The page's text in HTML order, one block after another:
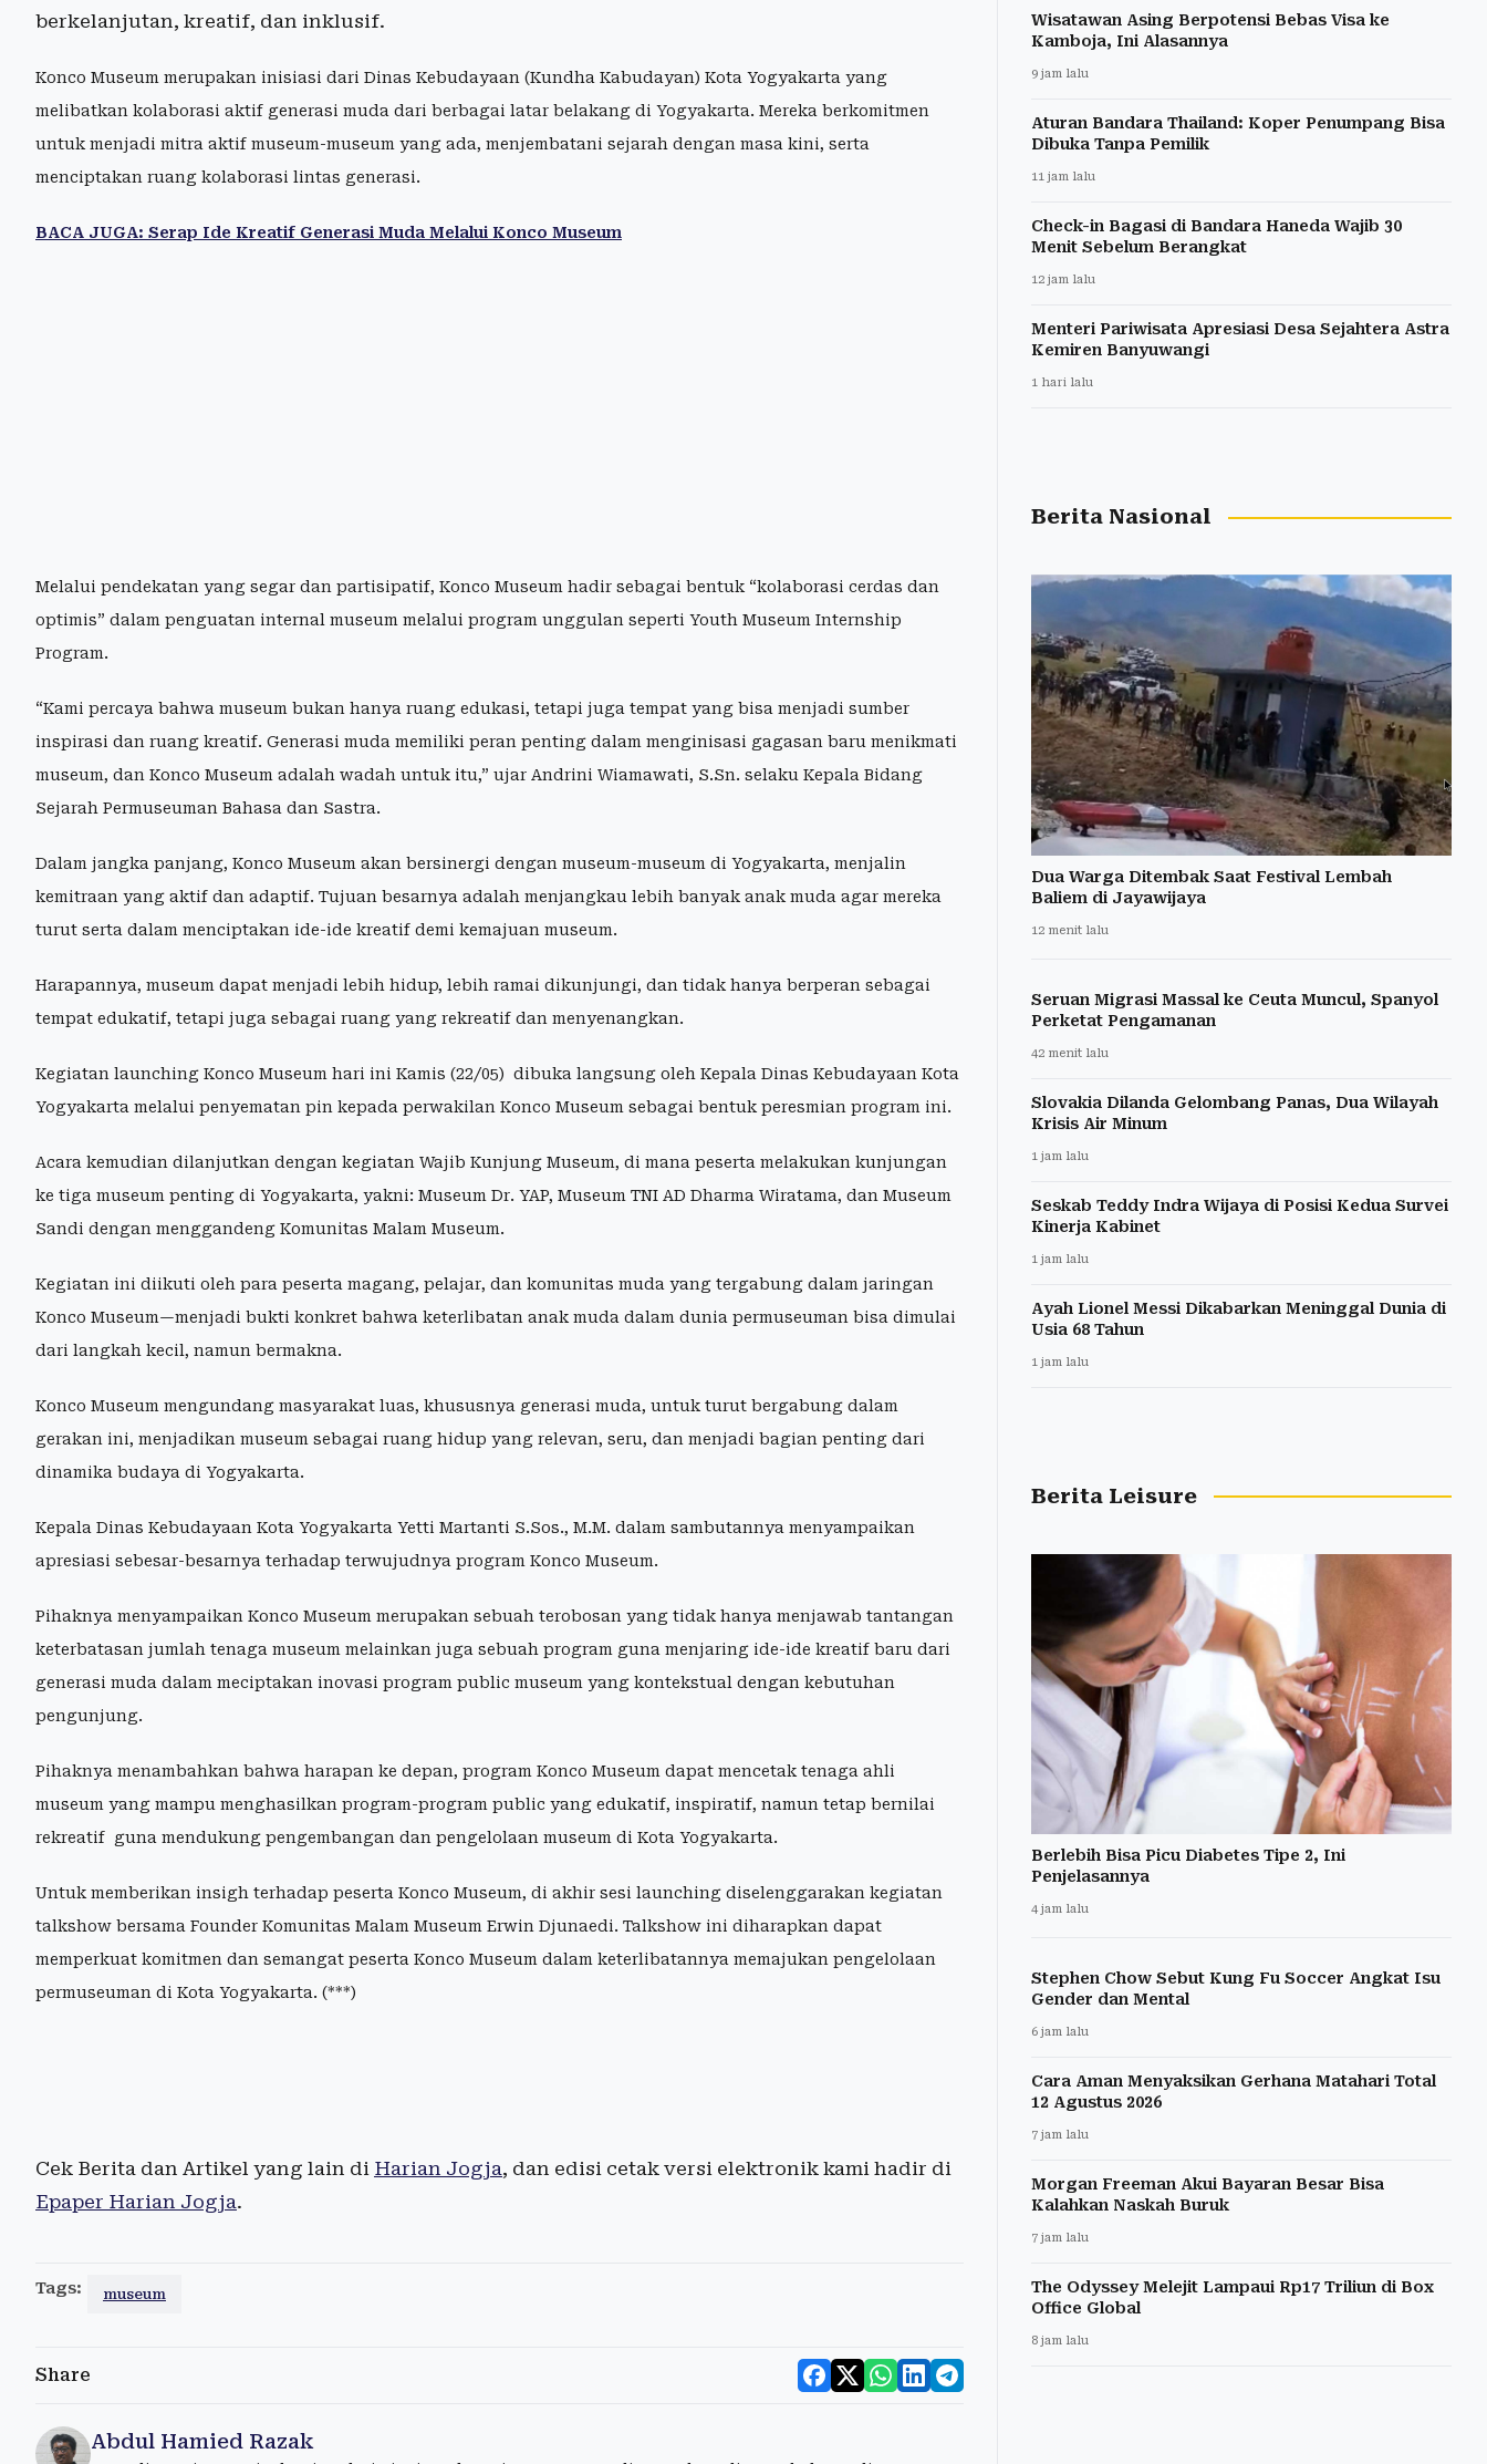
berkelanjutan, kreatif, dan inklusif.
Konco Museum merupakan inisiasi dari Dinas Kebudayaan (Kundha Kabudayan) Kota Yogyakarta yang
melibatkan kolaborasi aktif generasi muda dari berbagai latar belakang di Yogyakarta. Mereka berkomitmen
untuk menjadi mitra aktif museum-museum yang ada, menjembatani sejarah dengan masa kini, serta
menciptakan ruang kolaborasi lintas generasi.
BACA JUGA: Serap Ide Kreatif Generasi Muda Melalui Konco Museum
Melalui pendekatan yang segar dan partisipatif, Konco Museum hadir sebagai bentuk “kolaborasi cerdas dan
optimis” dalam penguatan internal museum melalui program unggulan seperti Youth Museum Internship
Program.
“Kami percaya bahwa museum bukan hanya ruang edukasi, tetapi juga tempat yang bisa menjadi sumber
inspirasi dan ruang kreatif. Generasi muda memiliki peran penting dalam menginisasi gagasan baru menikmati
museum, dan Konco Museum adalah wadah untuk itu,” ujar Andrini Wiamawati, S.Sn. selaku Kepala Bidang
Sejarah Permuseuman Bahasa dan Sastra.
Dalam jangka panjang, Konco Museum akan bersinergi dengan museum-museum di Yogyakarta, menjalin
kemitraan yang aktif dan adaptif. Tujuan besarnya adalah menjangkau lebih banyak anak muda agar mereka
turut serta dalam menciptakan ide-ide kreatif demi kemajuan museum.
Harapannya, museum dapat menjadi lebih hidup, lebih ramai dikunjungi, dan tidak hanya berperan sebagai
tempat edukatif, tetapi juga sebagai ruang yang rekreatif dan menyenangkan.
Kegiatan launching Konco Museum hari ini Kamis (22/05) dibuka langsung oleh Kepala Dinas Kebudayaan Kota
Yogyakarta melalui penyematan pin kepada perwakilan Konco Museum sebagai bentuk peresmian program ini.
Acara kemudian dilanjutkan dengan kegiatan Wajib Kunjung Museum, di mana peserta melakukan kunjungan
ke tiga museum penting di Yogyakarta, yakni: Museum Dr. YAP, Museum TNI AD Dharma Wiratama, dan Museum
Sandi dengan menggandeng Komunitas Malam Museum.
Kegiatan ini diikuti oleh para peserta magang, pelajar, dan komunitas muda yang tergabung dalam jaringan
Konco Museum—menjadi bukti konkret bahwa keterlibatan anak muda dalam dunia permuseuman bisa dimulai
dari langkah kecil, namun bermakna.
Konco Museum mengundang masyarakat luas, khususnya generasi muda, untuk turut bergabung dalam
gerakan ini, menjadikan museum sebagai ruang hidup yang relevan, seru, dan menjadi bagian penting dari
dinamika budaya di Yogyakarta.
Kepala Dinas Kebudayaan Kota Yogyakarta Yetti Martanti S.Sos., M.M. dalam sambutannya menyampaikan
apresiasi sebesar-besarnya terhadap terwujudnya program Konco Museum.
Pihaknya menyampaikan Konco Museum merupakan sebuah terobosan yang tidak hanya menjawab tantangan
keterbatasan jumlah tenaga museum melainkan juga sebuah program guna menjaring ide-ide kreatif baru dari
generasi muda dalam meciptakan inovasi program public museum yang kontekstual dengan kebutuhan
pengunjung.
Pihaknya menambahkan bahwa harapan ke depan, program Konco Museum dapat mencetak tenaga ahli
museum yang mampu menghasilkan program-program public yang edukatif, inspiratif, namun tetap bernilai
rekreatif guna mendukung pengembangan dan pengelolaan museum di Kota Yogyakarta.
Untuk memberikan insigh terhadap peserta Konco Museum, di akhir sesi launching diselenggarakan kegiatan
talkshow bersama Founder Komunitas Malam Museum Erwin Djunaedi. Talkshow ini diharapkan dapat
memperkuat komitmen dan semangat peserta Konco Museum dalam keterlibatannya memajukan pengelolaan
permuseuman di Kota Yogyakarta. (***)
Cek Berita dan Artikel yang lain di Harian Jogja, dan edisi cetak versi elektronik kami hadir di
Epaper Harian Jogja.
Tags: museum
Share
Abdul Hamied Razak
Wisatawan Asing Berpotensi Bebas Visa ke
Kamboja, Ini Alasannya
9 jam lalu
Aturan Bandara Thailand: Koper Penumpang Bisa
Dibuka Tanpa Pemilik
11 jam lalu
Check-in Bagasi di Bandara Haneda Wajib 30
Menit Sebelum Berangkat
12 jam lalu
Menteri Pariwisata Apresiasi Desa Sejahtera Astra
Kemiren Banyuwangi
1 hari lalu
Berita Nasional
Dua Warga Ditembak Saat Festival Lembah
Baliem di Jayawijaya
12 menit lalu
Seruan Migrasi Massal ke Ceuta Muncul, Spanyol
Perketat Pengamanan
42 menit lalu
Slovakia Dilanda Gelombang Panas, Dua Wilayah
Krisis Air Minum
1 jam lalu
Seskab Teddy Indra Wijaya di Posisi Kedua Survei
Kinerja Kabinet
1 jam lalu
Ayah Lionel Messi Dikabarkan Meninggal Dunia di
Usia 68 Tahun
1 jam lalu
Berita Leisure
Berlebih Bisa Picu Diabetes Tipe 2, Ini
Penjelasannya
4 jam lalu
Stephen Chow Sebut Kung Fu Soccer Angkat Isu
Gender dan Mental
6 jam lalu
Cara Aman Menyaksikan Gerhana Matahari Total
12 Agustus 2026
7 jam lalu
Morgan Freeman Akui Bayaran Besar Bisa
Kalahkan Naskah Buruk
7 jam lalu
The Odyssey Melejit Lampaui Rp17 Triliun di Box
Office Global
8 jam lalu